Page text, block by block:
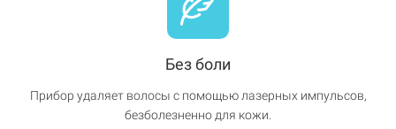
Без боли
Прибор удаляет волосы с помощью лазерных импульсов,
безболезненно для кожи.